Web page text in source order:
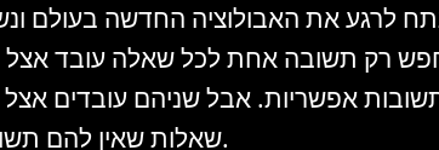
לרגע את האבולוציה החדשה בעולם
רק תשובה אחת לכל שאלה עובד אצל
אפשריות. אבל שניהם עובדים
שאלות שאין להם תשובה ועושה שינוי משמעותי.